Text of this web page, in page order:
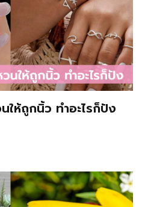
ห้ถูกนิ้ว ทำอะไรก็ปัง